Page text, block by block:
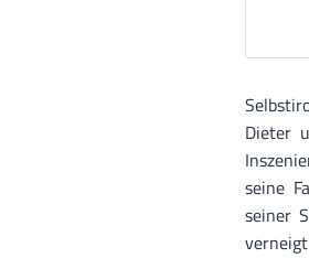
Dieter
seine
seiner